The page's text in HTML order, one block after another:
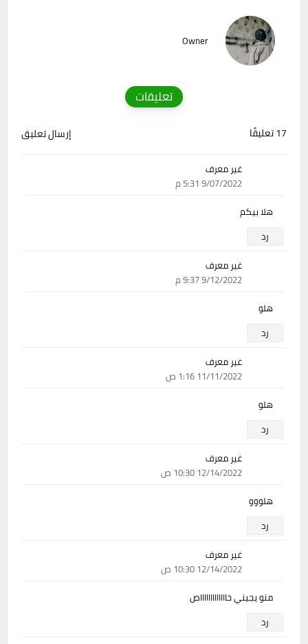
Owner
تعليقات
17 تعليقًا إرسال تعليق
غير معرف
9/07/2022 5:31 م
هلا بيكم
رد
غير معرف
9/12/2022 9:37 م
هلو
رد
غير معرف
11/11/2022 1:16 ص
هلو
رد
غير معرف
12/14/2022 10:30 ص
هلووو
رد
غير معرف
12/14/2022 10:30 ص
منو يجيني خاااااااااااااص
رد